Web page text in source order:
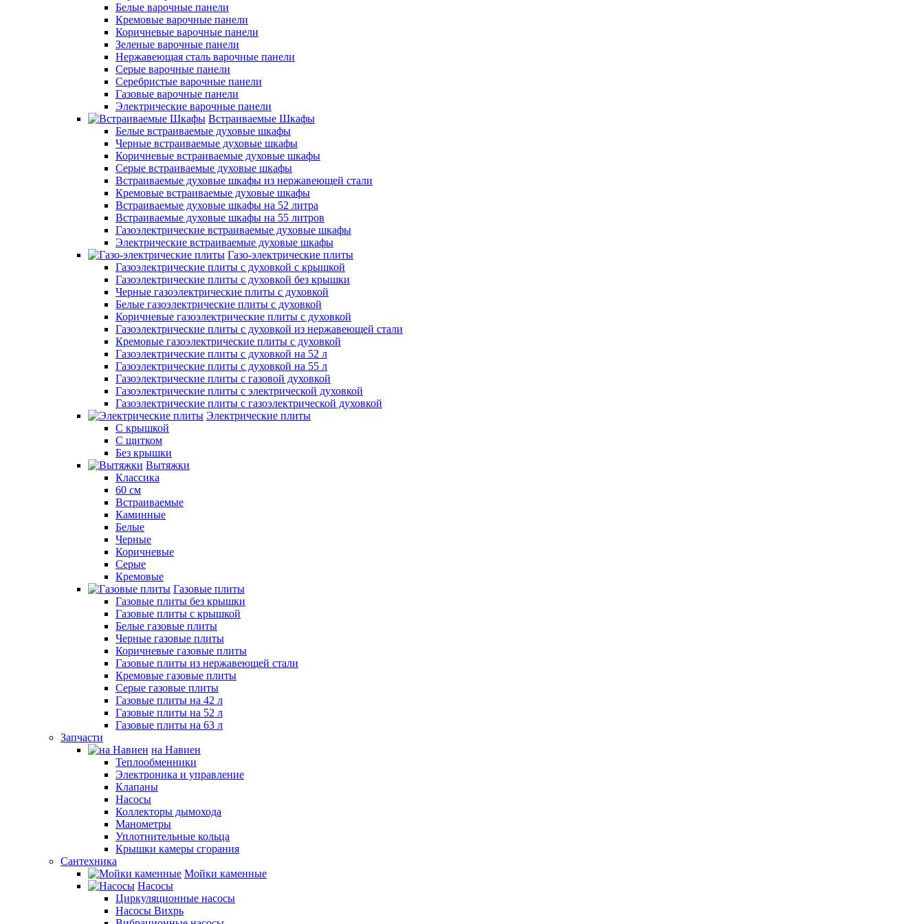
Белые варочные панели
Кремовые варочные панели
Коричневые варочные панели
Зеленые варочные панели
Нержавеющая сталь варочные панели
Серые варочные панели
Серебристые варочные панели
Газовые варочные панели
Электрические варочные панели
Встраиваемые Шкафы
Белые встраиваемые духовые шкафы
Черные встраиваемые духовые шкафы
Коричневые встраиваемые духовые шкафы
Серые встраиваемые духовые шкафы
Встраиваемые духовые шкафы из нержавеющей стали
Кремовые встраиваемые духовые шкафы
Встраиваемые духовые шкафы на 52 литра
Встраиваемые духовые шкафы на 55 литров
Газоэлектрические встраиваемые духовые шкафы
Электрические встраиваемые духовые шкафы
Газо-электрические плиты
Газоэлектрические плиты с духовкой с крышкой
Газоэлектрические плиты с духовкой без крышки
Черные газоэлектрические плиты с духовкой
Белые газоэлектрические плиты с духовкой
Коричневые газоэлектрические плиты с духовкой
Газоэлектрические плиты с духовкой из нержавеющей стали
Кремовые газоэлектрические плиты с духовкой
Газоэлектрические плиты с духовкой на 52 л
Газоэлектрические плиты с духовкой на 55 л
Газоэлектрические плиты с газовой духовкой
Газоэлектрические плиты с электрической духовкой
Газоэлектрические плиты с газоэлектрической духовкой
Электрические плиты
С крышкой
С щитком
Без крышки
Вытяжки
Классика
60 см
Встраиваемые
Каминные
Белые
Черные
Коричневые
Серые
Кремовые
Газовые плиты
Газовые плиты без крышки
Газовые плиты с крышкой
Белые газовые плиты
Черные газовые плиты
Коричневые газовые плиты
Газовые плиты из нержавеющей стали
Кремовые газовые плиты
Серые газовые плиты
Газовые плиты на 42 л
Газовые плиты на 52 л
Газовые плиты на 63 л
Запчасти
на Навиен
Теплообменники
Электроника и управление
Клапаны
Насосы
Коллекторы дымохода
Манометры
Уплотнительные кольца
Крышки камеры сгорания
Сантехника
Мойки каменные
Насосы
Циркуляционные насосы
Насосы Вихрь